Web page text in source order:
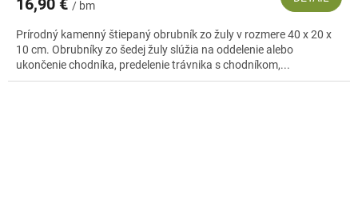
16,90 € / bm
Prírodný kamenný štiepaný obrubník zo žuly v rozmere 40 x 20 x
10 cm. Obrubníky zo šedej žuly slúžia na oddelenie alebo
ukončenie chodníka, predelenie trávnika s chodníkom,...